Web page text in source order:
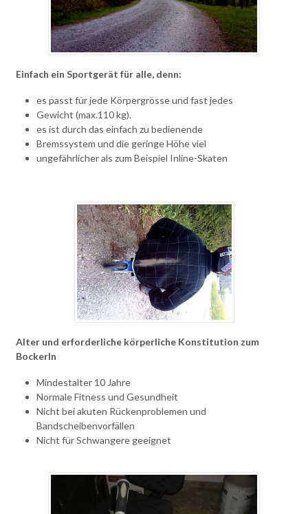
Einfach ein Sportgerät für alle, denn:
es passt für jede Körpergrösse und fast jedes
Gewicht (max.110 kg).
es ist durch das einfach zu bedienende
Bremssystem und die geringe Höhe viel
ungefährlicher als zum Beispiel Inline-Skaten
Alter und erforderliche körperliche Konstitution zum
Bockerln
Mindestalter 10 Jahre
Normale Fitness und Gesundheit
Nicht bei akuten Rückenproblemen und
Bandscheibenvorfällen
Nicht für Schwangere geeignet